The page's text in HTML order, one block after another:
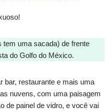
tem uma sacada) de frente
do Golfo do México.
bar, restaurante e mais uma
nuvens, com uma paisagem
de painel de vidro, e você vai